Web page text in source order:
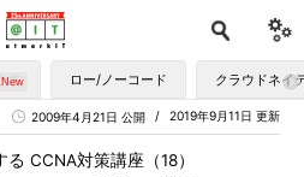
す ロー/ノーコード クラウドネイ
2019年9月11日 更新
2009年4月21日 公開
CCNA対策講座（18）